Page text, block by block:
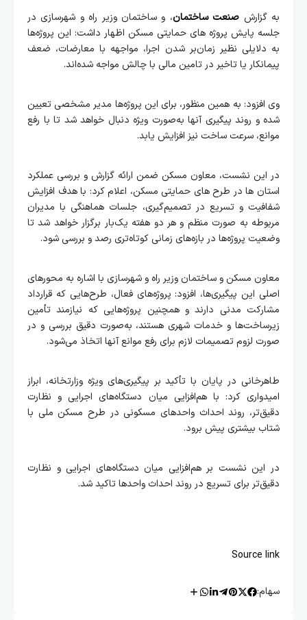
به گزارش صنعت ساختمان، و ساختمان وزیر راه و شهرسازی در
جلسه پایش پروژه های حمایتی مسکن اظهار داشت: این پروژه‌ها
به دلایلی نظیر زمان‌بر شدن اجرا، مواجهه با معارضات، ضعف
پیمانکار یا تاخیر در تامین مالی با چالش مواجه شده‌اند.
وی افزود: به همین منظور، برای این پروژه‌ها مدیر مشخصی تعیین
شده و روند پیگیری آنها به‌صورت ویژه دنبال خواهد شد تا با رفع
موانع، سرعت ساخت نیز افزایش یابد.
در این نشست، معاون مسکن ضمن ارائه گزارش و بررسی عملکرد
استان ها در طرح های حمایتی مسکن، اعلام کرد: با هدف افزایش
شفافیت و تسریع در تصمیم‌گیری، جلسات هماهنگی با مدیران
مربوطه به صورت منظم و هر دو هفته یک‌بار برگزار خواهد شد تا
وضعیت پروژه‌ها در بازه‌های زمانی کوتاه‌تری رصد و بررسی شود.
معاون مسکن و ساختمان وزیر راه و شهرسازی با اشاره به محورهای
اصلی این پیگیری‌ها، افزود: پروژه‌های فعال، طرح‌هایی که قرارداد
مشارکت مدنی دارند و همچنین پروژه‌هایی که نیازمند تأمین
زیرساخت‌ها و خدمات شهری هستند، به‌صورت دقیق بررسی و در
صورت لزوم تصمیمات لازم برای رفع موانع آنها اتخاذ می‌شود.
طاهرخانی در پایان با تأکید بر پیگیری‌های ویژه وزارتخانه، ابراز
امیدواری کرد: با هم‌افزایی میان دستگاه‌های اجرایی و نظارت
دقیق‌تر، روند احداث واحدهای مسکونی در طرح مسکن ملی با
شتاب بیشتری پیش برود.
در این نشست بر هم‌افزایی میان دستگاه‌های اجرایی و نظارت
دقیق‌تر برای تسریع در روند احداث واحدها تاکید شد.
Source link
سهام: